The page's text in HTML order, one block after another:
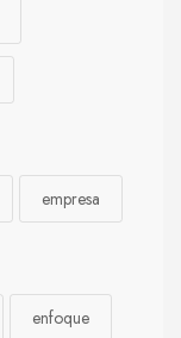
empresa
enfoque